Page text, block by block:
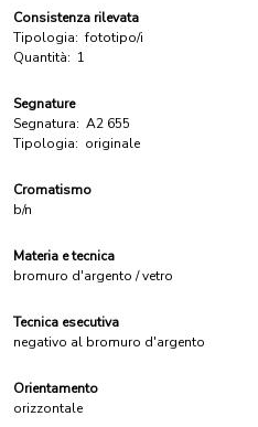
Consistenza rilevata
Tipologia: fototipo/i
Quantità: 1
Segnature
Segnatura: A2 655
Tipologia: originale
Cromatismo
b/n
Materia e tecnica
bromuro d'argento / vetro
Tecnica esecutiva
negativo al bromuro d'argento
Orientamento
orizzontale